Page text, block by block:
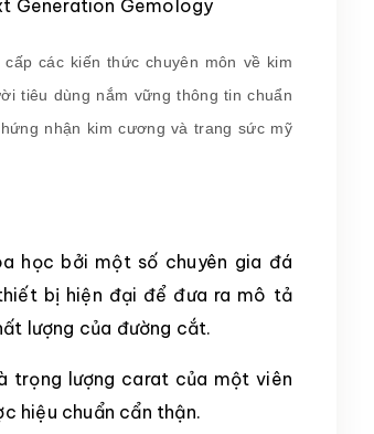
các kiến thức chuyên môn về kim
tiêu dùng nắm vững thông tin chuẩn
nhận kim cương và trang sức mỹ
học bởi một số chuyên gia đá
bị hiện đại để đưa ra mô tả
lượng của đường cắt.
trọng lượng carat của một viên
hiệu chuẩn cẩn thận.